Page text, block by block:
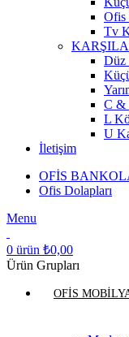
Ofis
Tv
Düz
C &
L
U
İletişim
OFİS
Ofis Dolapları
Menu
0 ürün ₺0,00
Ürün Grupları
OFİS